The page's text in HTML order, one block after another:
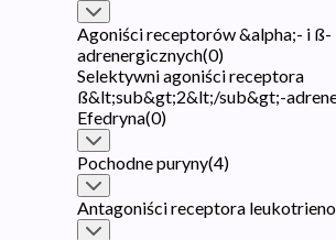
Agoniści receptorów &alpha;- i ß-
adrenergicznych(0)
Selektywni agoniści receptora
ß&lt;sub&gt;2&lt;/sub&gt;-
Efedryna(0)
Pochodne puryny(4)
Antagoniści receptora